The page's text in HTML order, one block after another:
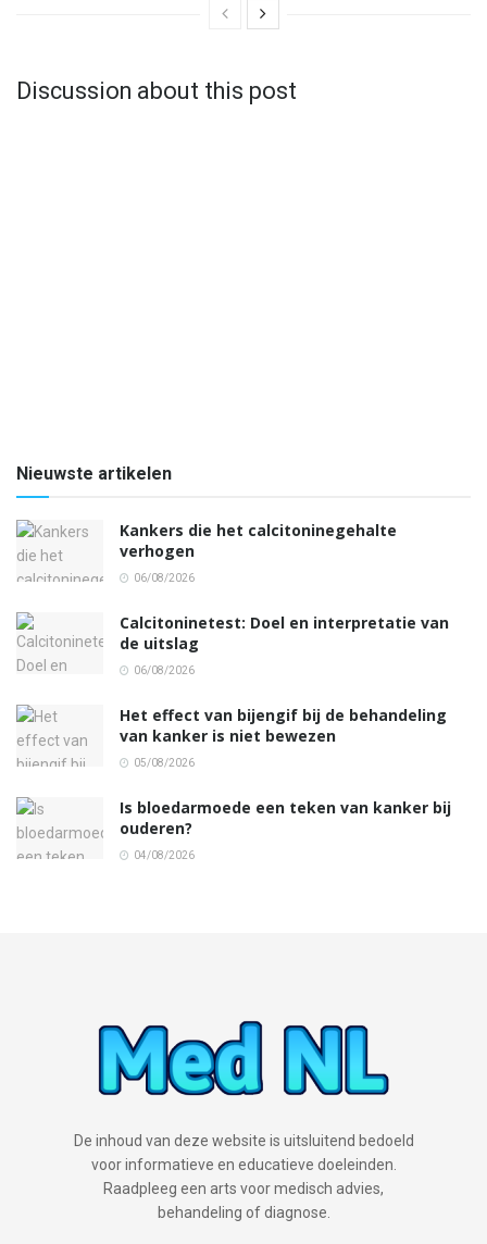
Discussion about this post
Nieuwste artikelen
Kankers die het calcitoninegehalte
verhogen
06/08/2026
Calcitoninetest: Doel en interpretatie van
de uitslag
06/08/2026
Het effect van bijengif bij de behandeling
van kanker is niet bewezen
05/08/2026
Is bloedarmoede een teken van kanker bij
ouderen?
04/08/2026
De inhoud van deze website is uitsluitend bedoeld
voor informatieve en educatieve doeleinden.
Raadpleeg een arts voor medisch advies,
behandeling of diagnose.